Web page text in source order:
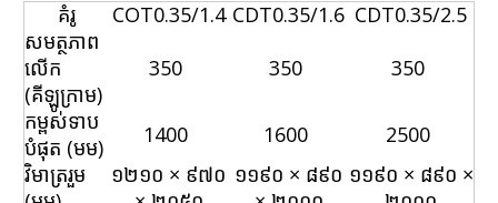
គំរូ COT0.35/1.4 CDT0.35/1.6 CDT0.35/2.5
សមត្ថភាព
លើក
(គីឡូក្រាម)
350 350
350
កម្ពស់ទាប
បំផុត (មម)
1400 1600
2500
វិមាត្ររួម
១២១០ × ៩៧០ ១១៩០ × ៨៩០ ១១៩០ × ៨៩០ ×